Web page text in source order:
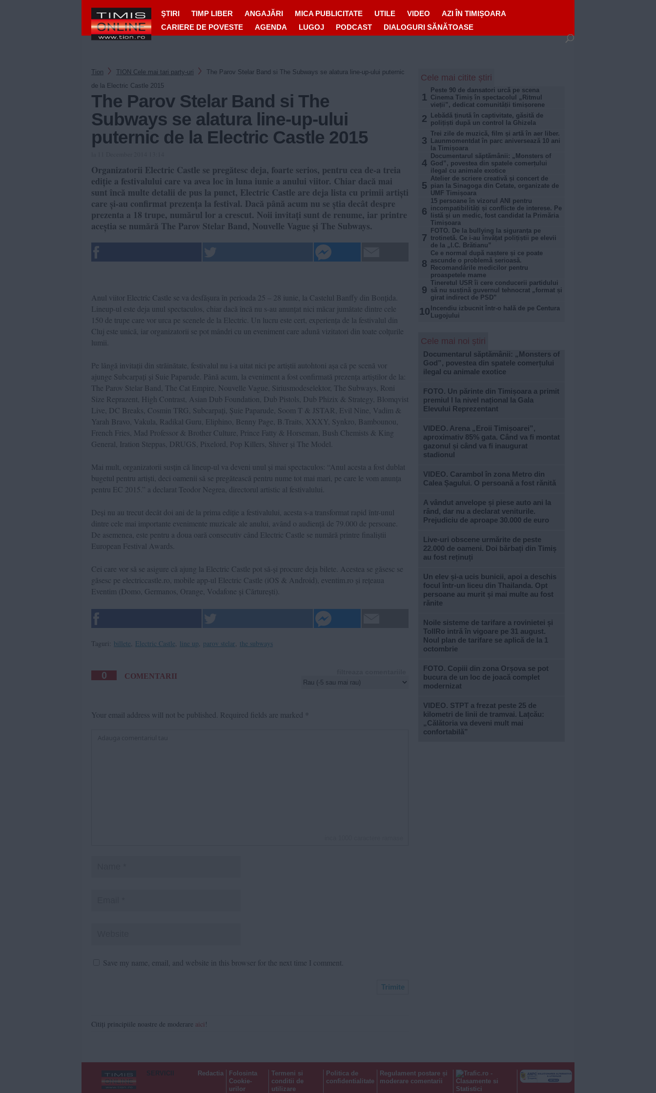
ŞTIRI TIMP LIBER ANGAJĂRI MICA PUBLICITATE UTILE VIDEO
AZI ÎN TIMIȘOARA
CARIERE DE POVESTE
AGENDA LUGOJ PODCAST DIALOGURI SĂNĂTOASE
Tion TION Cele mai tari party-uri
The Parov Stelar Band si The Subways se alatura line-up-ului puternic
de la Electric Castle 2015
The Parov Stelar Band si The
Subways se alatura line-up-ului
puternic de la Electric Castle 2015
Organizatorii Electric Castle se pregătesc deja, foarte serios, pentru cea de-a treia
ediție a festivalului care va avea loc în luna iunie a anului viitor. Chiar dacă mai
sunt încă multe detalii de pus la punct, Electric Castle are deja lista cu primii artiști
care și-au confirmat prezența la festival. Dacă până acum nu se știa decât despre
prezenta a 18 trupe, numărul lor a crescut. Noii invitați sunt de renume, iar printre
aceștia se numără The Parov Stelar Band, Nouvelle Vague și The Subways.
Anul viitor Electric Castle se va desfășura în perioada 25 – 28 iunie, la Castelul Banffy din Bonțida.
Lineup-ul este deja unul spectaculos, chiar dacă încă nu s-au anunțat nici măcar jumătate dintre cele
150 de trupe care vor urca pe scenele de la Electric. Un lucru este cert, experiența de la festivalul din
Cluj este unică, iar organizatorii se pot mândri cu un eveniment care adună vizitatori din toate colțurile
lumii.
Pe lângă invitații din străinătate, festivalul nu i-a uitat nici pe artiștii autohtoni așa că pe scenă vor
ajunge Subcarpați și Suie Paparude. Până acum, la eveniment a fost confirmată prezența artiștilor de la:
The Parov Stelar Band, The Cat Empire, Nouvelle Vague, Siriusmodeselektor, The Subways, Roni
Size Reprazent, High Contrast, Asian Dub Foundation, Dub Pistols, Dub Phizix & Strategy, Blomqvist
Live, DC Breaks, Cosmin TRG, Subcarpați, Șuie Paparude, Soom T & JSTAR, Evil Nine, Vadim &
Yarah Bravo, Vakula, Radikal Guru, Eliphino, Benny Page, B.Traits, XXXY, Synkro, Bambounou,
French Fries, Mad Professor & Brother Culture, Prince Fatty & Horseman, Bush Chemists & King
General, Iration Steppas, DRUGS, Pixelord, Pop Killers, Shiver și The Model.
Mai mult, organizatorii susțin că lineup-ul va deveni unul și mai spectaculos: “Anul acesta a fost dublat
bugetul pentru artiști, deci oamenii să se pregătească pentru nume tot mai mari, pe care le vom anunța
pentru EC 2015.” a declarat Teodor Negrea, directorul artistic al festivalului.
Deși nu au trecut decât doi ani de la prima ediție a festivalului, acesta s-a transformat rapid într-unul
dintre cele mai importante evenimente muzicale ale anului, având o audiență de 79.000 de persoane.
De asemenea, este pentru a doua oară consecutiv când Electric Castle se numără printre finaliștii
European Festival Awards.
Cei care vor să se asigure că ajung la Electric Castle pot să-și procure deja bilete. Acestea se găsesc se
găsesc pe electriccastle.ro, mobile app-ul Electric Castle (iOS & Android), eventim.ro și rețeaua
Eventim (Domo, Germanos, Orange, Vodafone și Cărturești).
Taguri: billete Electric Castle line up parov stelar the subways
0 COMENTARII
Your email address will not be published. Required fields are marked *
Save my name, email, and website in this browser for the next time I comment.
Citiți principiile noastre de moderare aici!
Cele mai citite știri
1
Peste 90 de dansatori urcă pe scena
Cinema Timiș în spectacolul „Ritmul
vieții”, dedicat comunității timișorene
2
Lebădă ținută în captivitate, găsită de
polițiști după un control la Ghizela
3
Trei zile de muzică, film și artă în aer liber.
Launmomentdat în parc aniversează 10 ani
la Timișoara
4
Documentarul săptămânii: „Monsters of
God”, povestea din spatele comerțului
ilegal cu animale exotice
5
Atelier de scriere creativă și concert de
pian la Sinagoga din Cetate, organizate de
UMF Timișoara
6
15 persoane în vizorul ANI pentru
incompatibilități și conflicte de interese. Pe
listă și un medic, fost candidat la Primăria
Timișoara
7
FOTO. De la bullying la siguranța pe
trotinetă. Ce i-au învățat polițiștii pe elevii
de la „I.C. Brătianu”
8
Ce e normal după naștere și ce poate
ascunde o problemă serioasă.
Recomandările medicilor pentru
proaspetele mame
9
Tineretul USR îi cere conducerii partidului
să nu susțină guvernul tehnocrat „format și
girat indirect de PSD”
10 Incendiu izbucnit într-o hală de pe Centura
Lugojului
Cele mai noi știri
Documentarul săptămânii: „Monsters of
God”, povestea din spatele comerțului
ilegal cu animale exotice
FOTO. Un părinte din Timișoara a primit
premiul I la nivel național la Gala
Elevului Reprezentant
VIDEO. Arena „Eroii Timișoarei”,
aproximativ 85% gata. Când va fi montat
gazonul și când va fi inaugurat
stadionul
VIDEO. Carambol în zona Metro din
Calea Șagului. O persoană a fost rănită
A vândut anvelope și piese auto ani la
rând, dar nu a declarat veniturile.
Prejudiciu de aproape 30.000 de euro
Live-uri obscene urmărite de peste
22.000 de oameni. Doi bărbați din Timiș
au fost reținuți
Un elev și-a ucis bunicii, apoi a deschis
focul într-un liceu din Thailanda. Opt
persoane au murit și mai multe au fost
rănite
Noile sisteme de tarifare a rovinietei și
TollRo intră în vigoare pe 31 august.
Noul plan de tarifare se aplică de la 1
octombrie
FOTO. Copiii din zona Orșova se pot
bucura de un loc de joacă complet
modernizat
VIDEO. STPT a frezat peste 25 de
kilometri de linii de tramvai. Lațcău:
„Călătoria va deveni mult mai
confortabilă”
SERVICII Redactia
Folosinta
Cookie-
urilor
Termeni si
conditii de
utilizare
Politica de
confidentialitate
Regulament postare și
moderare comentarii